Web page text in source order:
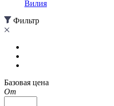
Вилия
Фильтр
Базовая цена
От